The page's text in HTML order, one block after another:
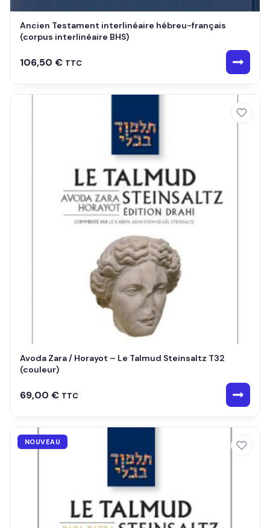
Ancien Testament interlinéaire hébreu-français
(corpus interlinéaire BHS)
106,50 € TTC
Avoda Zara / Horayot – Le Talmud Steinsaltz T32
(couleur)
69,00 € TTC
NOUVEAU